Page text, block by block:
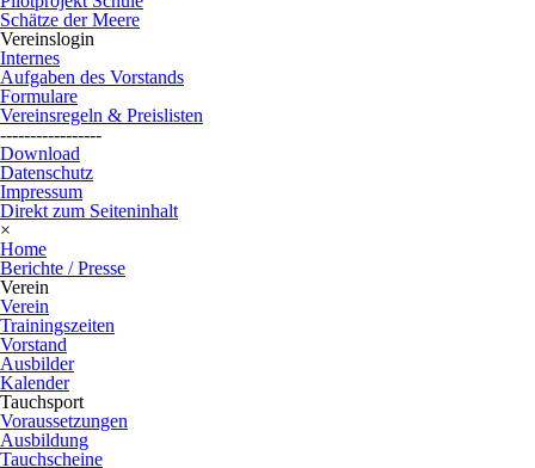
Schätze der Meere
Vereinslogin
Internes
Aufgaben des Vorstands
Formulare
Vereinsregeln & Preislisten
-----------------
Download
Datenschutz
Impressum
Direkt zum Seiteninhalt
×
Home
Berichte / Presse
Verein
Verein
Trainingszeiten
Vorstand
Ausbilder
Kalender
Tauchsport
Voraussetzungen
Ausbildung
Tauchscheine